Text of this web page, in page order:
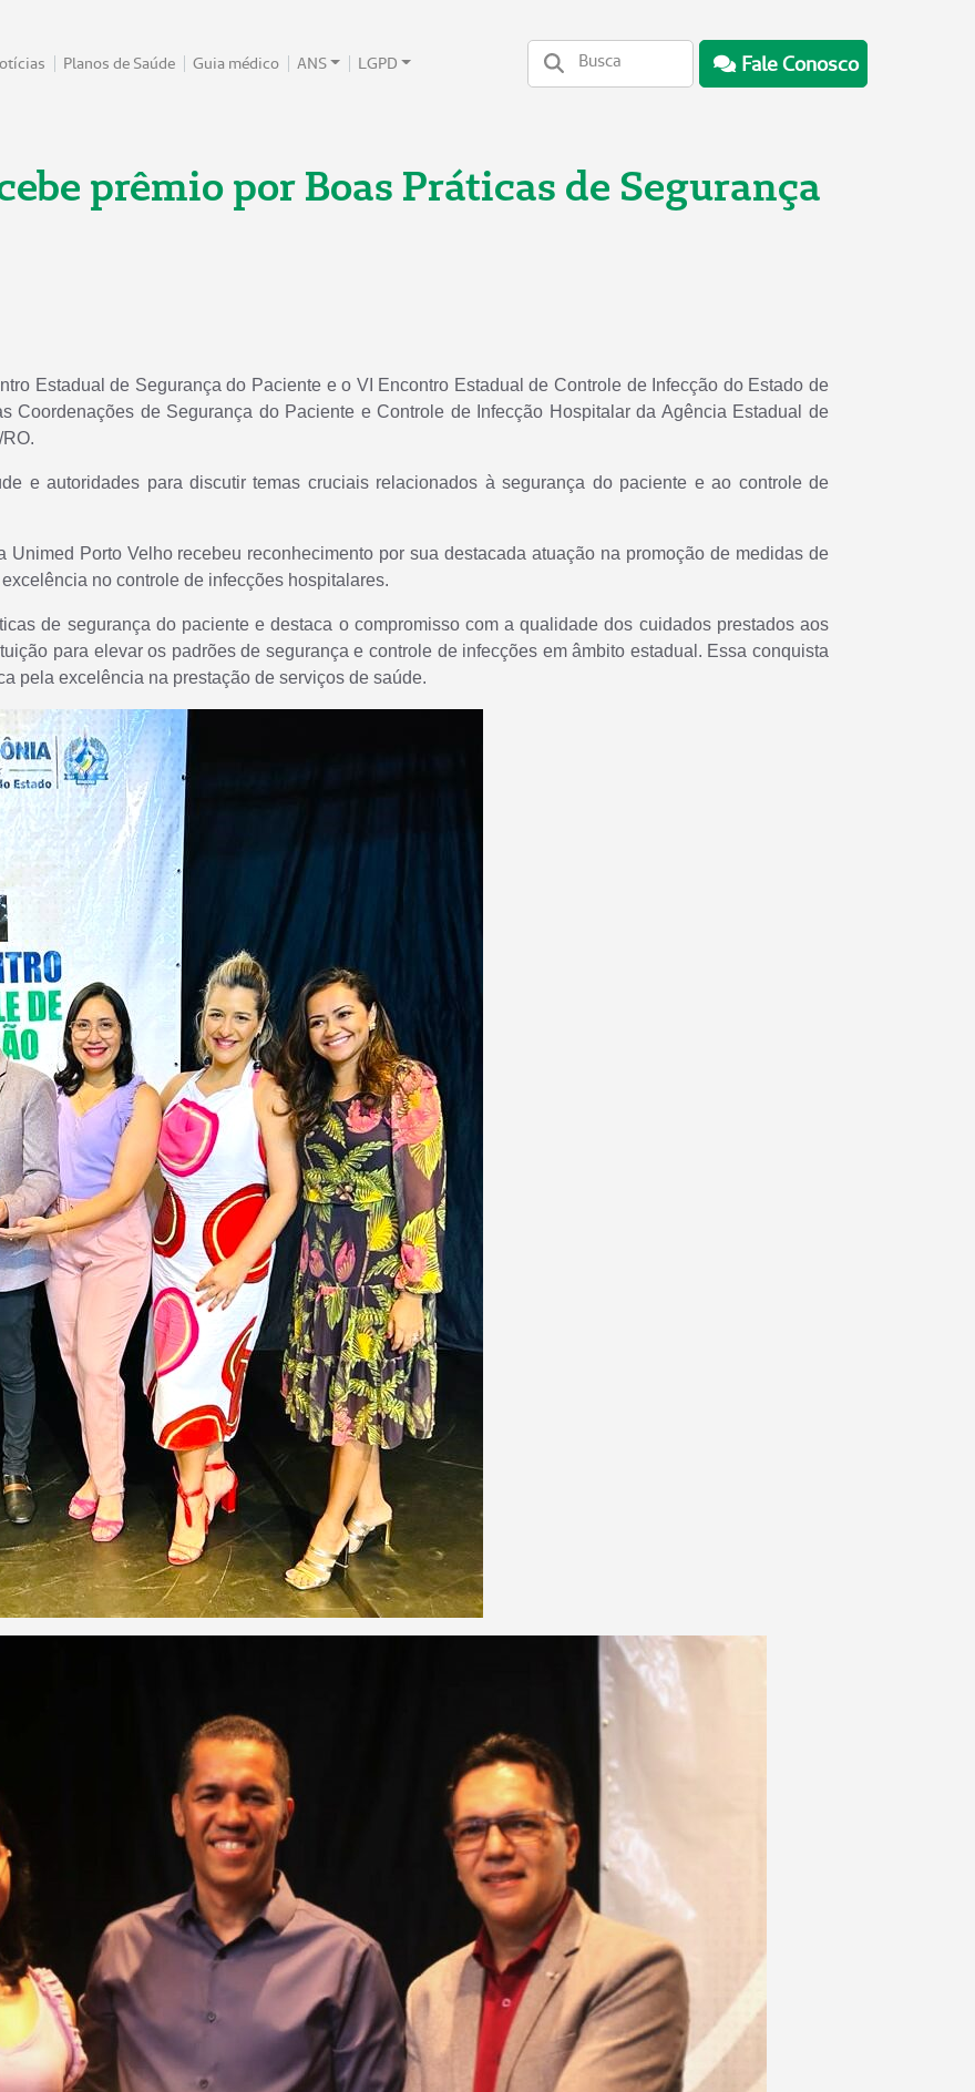
Planos de Saúde Guia médico ANS LGPD Fale Conosco
prêmio por Boas Práticas de Segurança
Estadual de Segurança do Paciente e o VI Encontro Estadual de Controle de Infecção do Estado de
Coordenações de Segurança do Paciente e Controle de Infecção Hospitalar da Agência Estadual de
e autoridades para discutir temas cruciais relacionados à segurança do paciente e ao controle de
Unimed Porto Velho recebeu reconhecimento por sua destacada atuação na promoção de medidas de
no controle de infecções hospitalares.
de segurança do paciente e destaca o compromisso com a qualidade dos cuidados prestados aos
para elevar os padrões de segurança e controle de infecções em âmbito estadual. Essa conquista
pela excelência na prestação de serviços de saúde.